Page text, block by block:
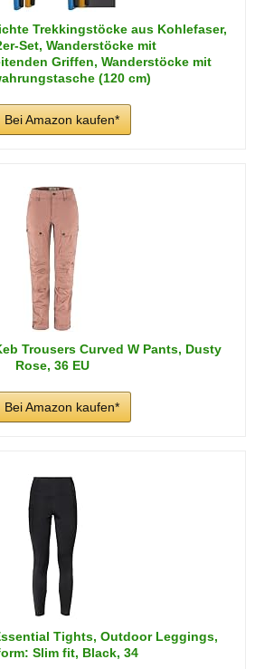
Trekkingstöcke aus Kohlefaser,
Set, Wanderstöcke mit
Griffen, Wanderstöcke mit
(120 cm)
Bei Amazon kaufen*
Trousers Curved W Pants, Dusty
Rose, 36 EU
Bei Amazon kaufen*
Tights, Outdoor Leggings,
Slim fit, Black, 34